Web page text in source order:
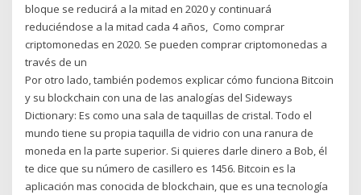
bloque se reducirá a la mitad en 2020 y continuará
reduciéndose a la mitad cada 4 años, Como comprar
criptomonedas en 2020. Se pueden comprar criptomonedas a
través de un
Por otro lado, también podemos explicar cómo funciona Bitcoin
y su blockchain con una de las analogías del Sideways
Dictionary: Es como una sala de taquillas de cristal. Todo el
mundo tiene su propia taquilla de vidrio con una ranura de
moneda en la parte superior. Si quieres darle dinero a Bob, él
te dice que su número de casillero es 1456. Bitcoin es la
aplicación mas conocida de blockchain, que es una tecnología